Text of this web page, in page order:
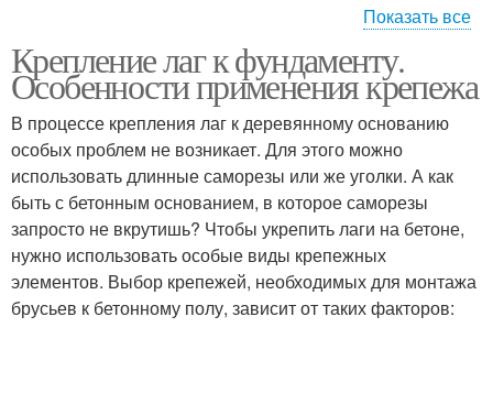
Лаг к полу
Показать все
Крепление лаг к фундаменту.
Особенности применения крепежа
В процессе крепления лаг к деревянному основанию
особых проблем не возникает. Для этого можно
использовать длинные саморезы или же уголки. А как
быть с бетонным основанием, в которое саморезы
запросто не вкрутишь? Чтобы укрепить лаги на бетоне,
нужно использовать особые виды крепежных
элементов. Выбор крепежей, необходимых для монтажа
брусьев к бетонному полу, зависит от таких факторов: